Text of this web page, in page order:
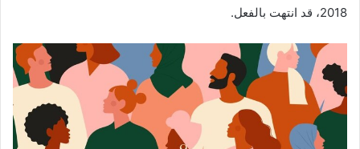
2018، قد انتهت بالفعل.